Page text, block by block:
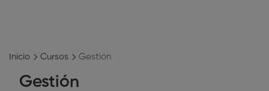
Inicio Cursos Gestión
Gestión